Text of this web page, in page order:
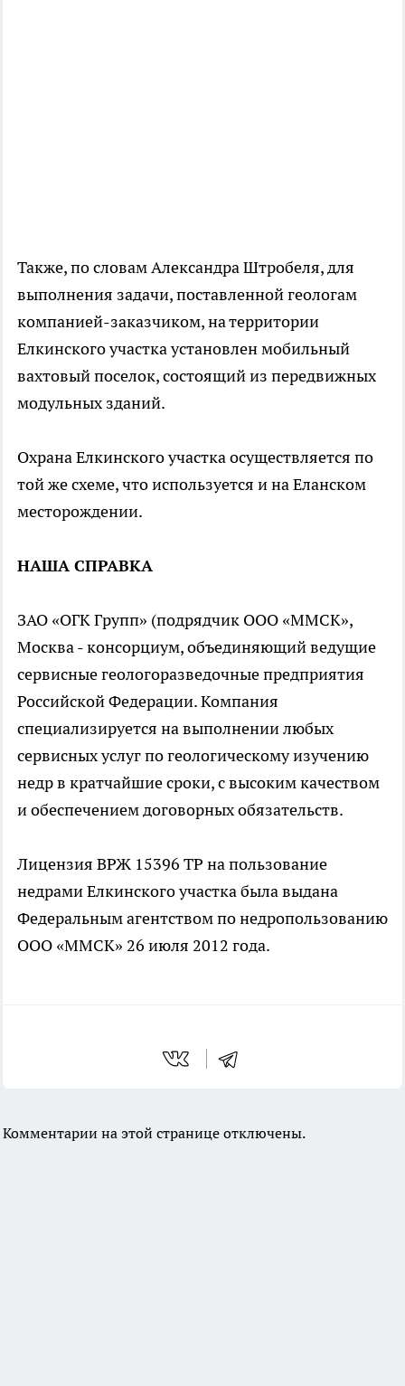
Также, по словам Александра Штробеля, для
выполнения задачи, поставленной геологам
компанией-заказчиком, на территории
Елкинского участка установлен мобильный
вахтовый поселок, состоящий из передвижных
модульных зданий.
Охрана Елкинского участка осуществляется по
той же схеме, что используется и на Еланском
месторождении.
НАША СПРАВКА
ЗАО «ОГК Групп» (подрядчик ООО «ММСК»,
Москва - консорциум, объединяющий ведущие
сервисные геологоразведочные предприятия
Российской Федерации. Компания
специализируется на выполнении любых
сервисных услуг по геологическому изучению
недр в кратчайшие сроки, с высоким качеством
и обеспечением договорных обязательств.
Лицензия ВРЖ 15396 ТР на пользование
недрами Елкинского участка была выдана
Федеральным агентством по недропользованию
ООО «ММСК» 26 июля 2012 года.
Комментарии на этой странице отключены.